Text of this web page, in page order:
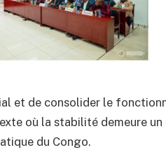
et de consolider le
où la stabilité demeure
du Congo.